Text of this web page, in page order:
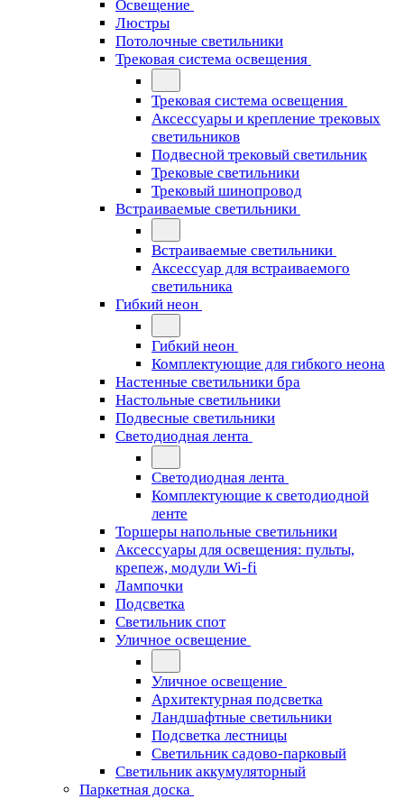
Освещение
Люстры
Потолочные светильники
Трековая система освещения
Трековая система освещения
Аксессуары и крепление трековых
светильников
Подвесной трековый светильник
Трековые светильники
Трековый шинопровод
Встраиваемые светильники
Встраиваемые светильники
Аксессуар для встраиваемого
светильника
Гибкий неон
Гибкий неон
Комплектующие для гибкого неона
Настенные светильники бра
Настольные светильники
Подвесные светильники
Светодиодная лента
Светодиодная лента
Комплектующие к светодиодной
ленте
Торшеры напольные светильники
Аксессуары для освещения: пульты,
крепеж, модули Wi-fi
Лампочки
Подсветка
Светильник спот
Уличное освещение
Уличное освещение
Архитектурная подсветка
Ландшафтные светильники
Подсветка лестницы
Светильник садово-парковый
Светильник аккумуляторный
Паркетная доска